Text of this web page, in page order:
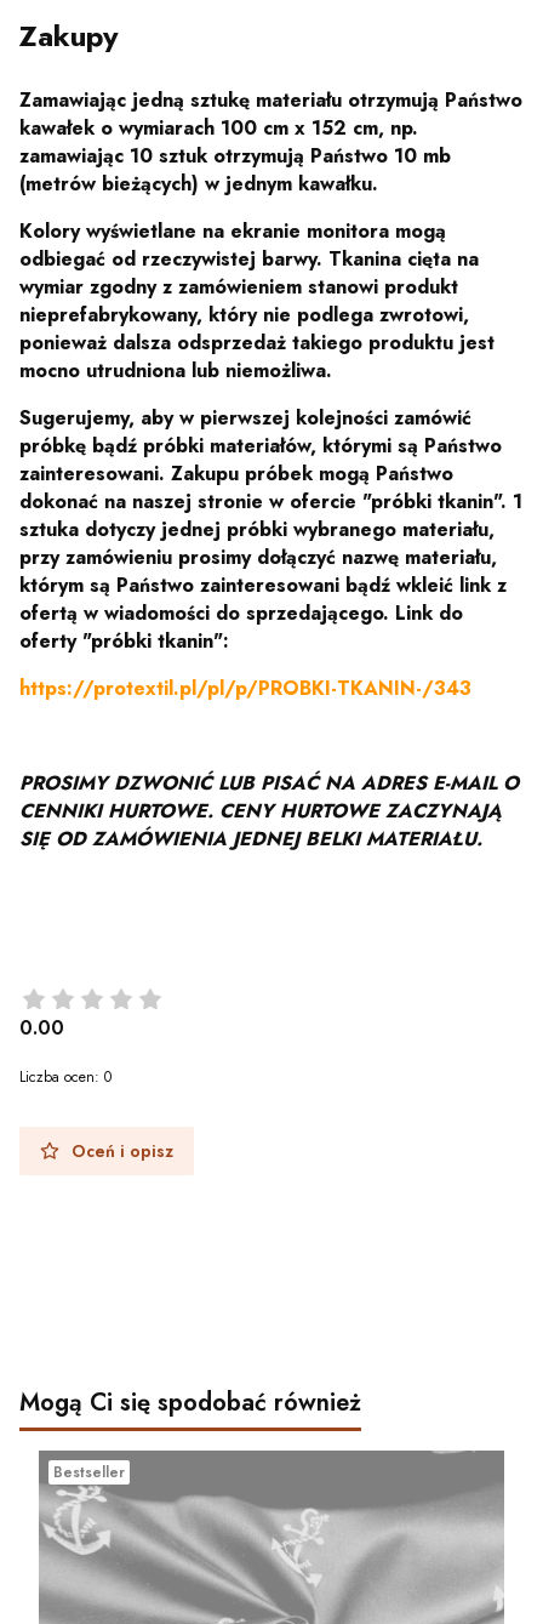
Zakupy
Zamawiając jedną sztukę materiału otrzymują Państwo
kawałek o wymiarach 100 cm x 152 cm, np.
zamawiając 10 sztuk otrzymują Państwo 10 mb
(metrów bieżących) w jednym kawałku.
Kolory wyświetlane na ekranie monitora mogą
odbiegać od rzeczywistej barwy. Tkanina cięta na
wymiar zgodny z zamówieniem stanowi produkt
nieprefabrykowany, który nie podlega zwrotowi,
ponieważ dalsza odsprzedaż takiego produktu jest
mocno utrudniona lub niemożliwa.
Sugerujemy, aby w pierwszej kolejności zamówić
próbkę bądź próbki materiałów, którymi są Państwo
zainteresowani. Zakupu próbek mogą Państwo
dokonać na naszej stronie w ofercie "próbki tkanin". 1
sztuka dotyczy jednej próbki wybranego materiału,
przy zamówieniu prosimy dołączyć nazwę materiału,
którym są Państwo zainteresowani bądź wkleić link z
ofertą w wiadomości do sprzedającego. Link do
oferty "próbki tkanin":
https://protextil.pl/pl/p/PROBKI-TKANIN-/343
PROSIMY DZWONIĆ LUB PISAĆ NA ADRES E-MAIL O
CENNIKI HURTOWE. CENY HURTOWE ZACZYNAJĄ
SIĘ OD ZAMÓWIENIA JEDNEJ BELKI MATERIAŁU.
0.00
Liczba ocen: 0
Oceń i opisz
Mogą Ci się spodobać również
Bestseller